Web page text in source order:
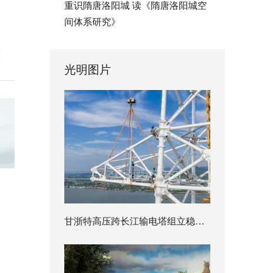
重识隋唐洛阳城 读《隋唐洛阳城空
间体系研究》
光明图片
甘浙特高压跨长江输电塔组立稳步推进